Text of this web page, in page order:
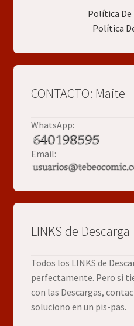
Política De
Política
CONTACTO: Maite
WhatsApp:
Email:
LINKS de Descarga
Todos los LINKS de
perfectamente. Pero si
con las Descargas,
soluciono en un pis-pas.